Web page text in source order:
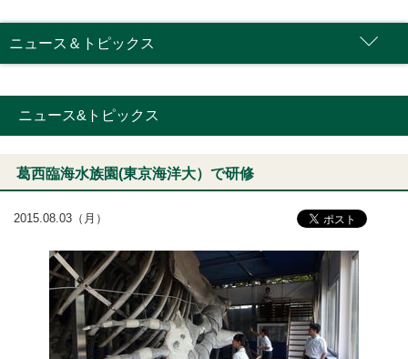
ニュース＆トピックス
ニュース&トピックス
葛西臨海水族園(東京海洋大）で研修
2015.08.03（月）